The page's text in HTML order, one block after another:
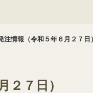
注情報（令和５年６月２７日）
２７日）